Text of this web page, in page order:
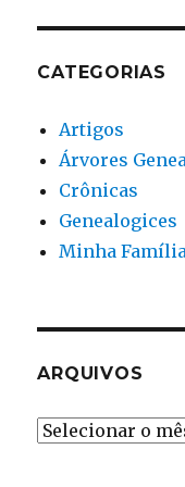
CATEGORIAS
Artigos
Árvores
Crônicas
Genealogices
Minha Família
ARQUIVOS
Arquivos